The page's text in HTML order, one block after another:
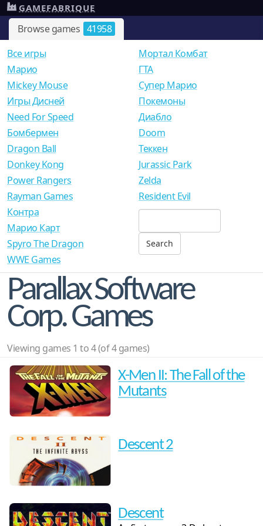
Browse games 41958
GAMEFABRIQUE
Все игры
Mарио
Mickey Mouse
Игры Дисней
Need For Speed
Мортал Комбат
ГТА
Супер Марио
Покемоны
Диабло
Бомбермен
Dragon Ball
Donkey Kong
Power Rangers
Rayman Games
Doom
Теккен
Jurassic Park
Zelda
Resident Evil
Контра
Марио Карт
Spyro The Dragon
WWE Games
Parallax Software
Corp. Games
Viewing games 1 to 4 (of 4 games)
X-Men II: The Fall of the
Mutants
Descent 2
Descent